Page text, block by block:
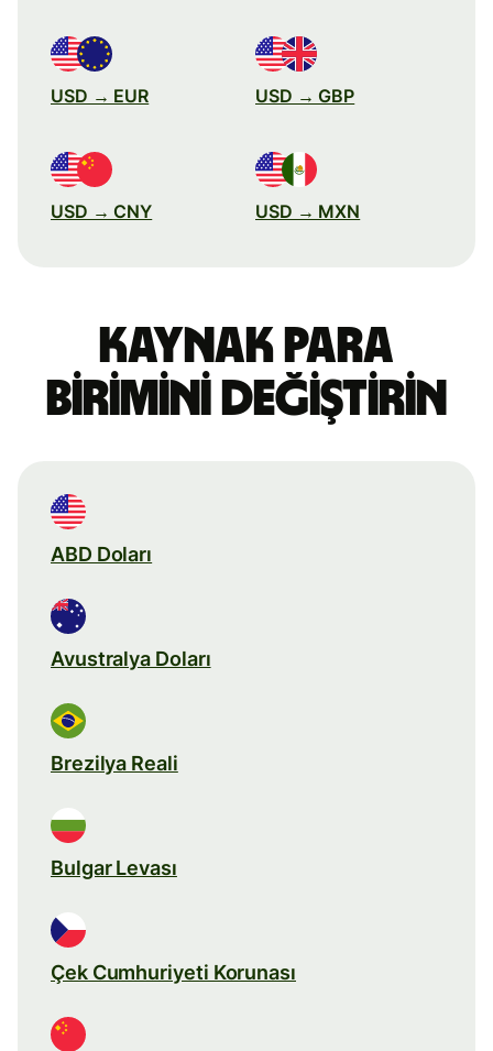
USD → EUR USD → GBP
USD → CNY USD → MXN
Kaynak para
birimini değiştirin
ABD Doları
Avustralya Doları
Brezilya Reali
Bulgar Levası
Çek Cumhuriyeti Korunası